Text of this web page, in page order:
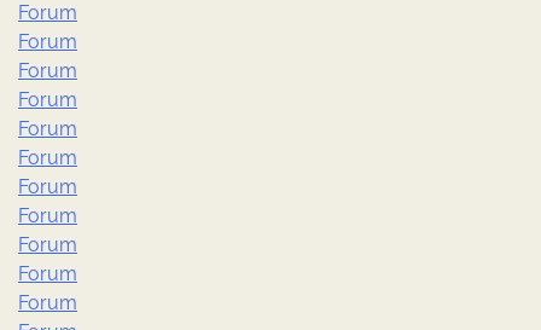
Forum
Forum
Forum
Forum
Forum
Forum
Forum
Forum
Forum
Forum
Forum